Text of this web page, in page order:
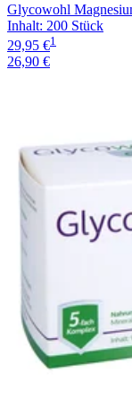
Glycowohl
Inhalt: 200 Stück
29,95 €1
26,90 €